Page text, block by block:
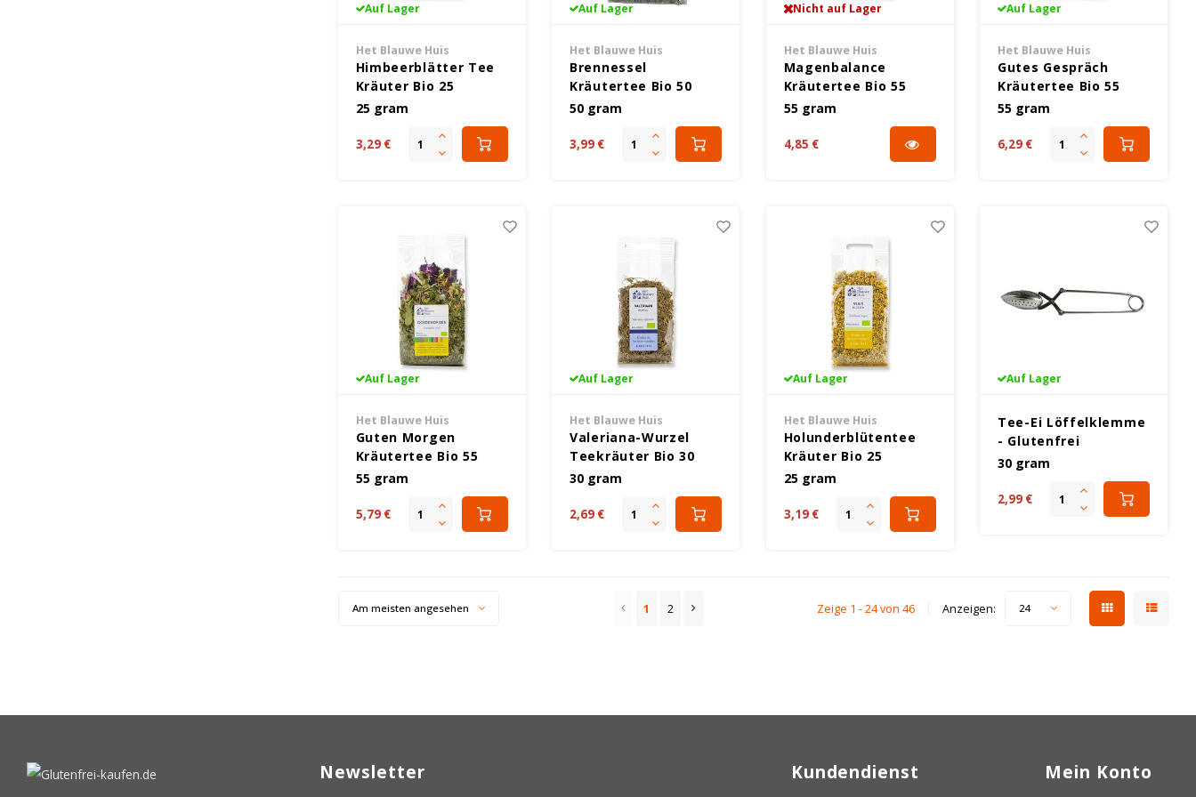
Auf Lager
Het Blauwe Huis
Himbeerblätter Tee
Kräuter Bio 25
Gramm - Glutenfrei
25 gram
3,29 €
Auf Lager
Het Blauwe Huis
Brennessel
Kräutertee Bio 50
Gramm - Glutenfrei
50 gram
3,99 €
Nicht auf Lager
Het Blauwe Huis
Magenbalance
Kräutertee Bio 55
Gramm - Glutenfrei
55 gram
4,85 €
Auf Lager
Het Blauwe Huis
Gutes Gespräch
Kräutertee Bio 55
Gramm - Glutenfrei
55 gram
6,29 €
Auf Lager
Het Blauwe Huis
Guten Morgen
Kräutertee Bio 55
Gramm - Glutenfrei
55 gram
5,79 €
Auf Lager
Het Blauwe Huis
Valeriana-Wurzel
Teekräuter Bio 30
Gramm - Glutenfrei
30 gram
2,69 €
Auf Lager
Het Blauwe Huis
Holunderblütentee
Kräuter Bio 25
Gramm - Glutenfrei
25 gram
3,19 €
Auf Lager
Tee-Ei Löffelklemme
- Glutenfrei
30 gram
2,99 €
Am meisten angesehen 1 2 Zeige 1 - 24 von 46 Anzeigen: 24
Newsletter Kundendienst Mein Konto